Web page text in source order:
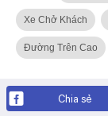
Xe Chở Khách
Đường Trên Cao
Chia sẻ